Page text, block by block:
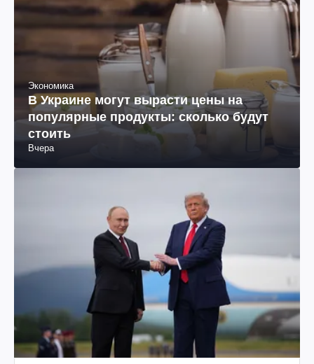
Экономика
В Украине могут вырасти цены на
популярные продукты: сколько будут
стоить
Вчера